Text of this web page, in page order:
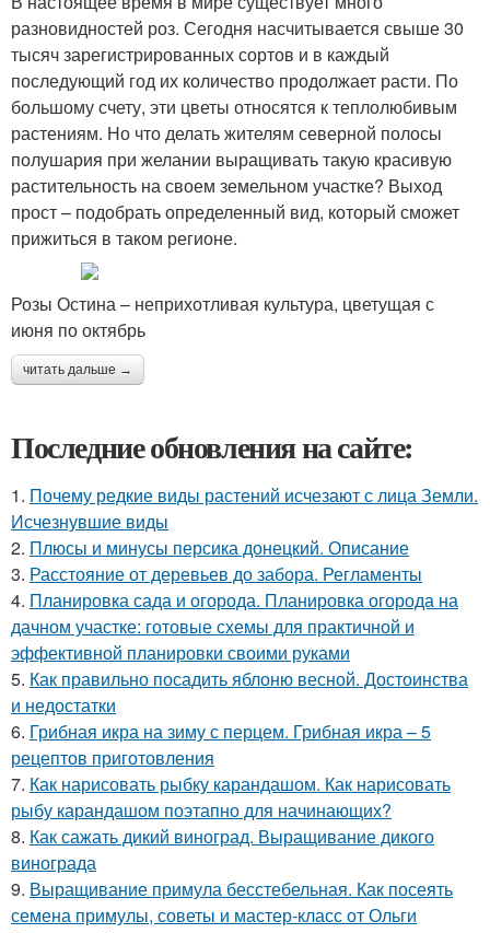
разновидностей роз. Сегодня насчитывается свыше 30
тысяч зарегистрированных сортов и в каждый
последующий год их количество продолжает расти. По
большому счету, эти цветы относятся к теплолюбивым
растениям. Но что делать жителям северной полосы
полушария при желании выращивать такую красивую
растительность на своем земельном участке? Выход
прост – подобрать определенный вид, который сможет
прижиться в таком регионе.
Розы Остина – неприхотливая культура, цветущая с
июня по октябрь
читать дальше →
Последние обновления на сайте:
1. Почему редкие виды растений исчезают с лица Земли.
Исчезнувшие виды
2. Плюсы и минусы персика донецкий. Описание
3. Расстояние от деревьев до забора. Регламенты
4. Планировка сада и огорода. Планировка огорода на
дачном участке: готовые схемы для практичной и
эффективной планировки своими руками
5. Как правильно посадить яблоню весной. Достоинства
и недостатки
6. Грибная икра на зиму с перцем. Грибная икра – 5
рецептов приготовления
7. Как нарисовать рыбку карандашом. Как нарисовать
рыбу карандашом поэтапно для начинающих?
8. Как сажать дикий виноград. Выращивание дикого
винограда
9. Выращивание примула бесстебельная. Как посеять
семена примулы, советы и мастер-класс от Ольги